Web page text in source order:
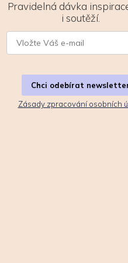
Pravidelná dávka
i soutěží.
Chci odebírat
Zásady zpracování osobních